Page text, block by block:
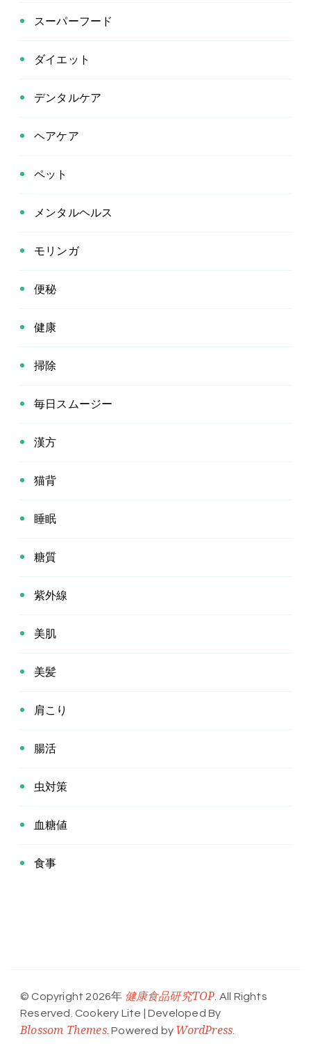
スーパーフード
ダイエット
デンタルケア
ヘアケア
ペット
メンタルヘルス
モリンガ
便秘
健康
掃除
毎日スムージー
漢方
猫背
睡眠
糖質
紫外線
美肌
美髪
肩こり
腸活
虫対策
血糖値
食事
© Copyright 2026年 健康食品研究TOP . All Rights
Reserved. Cookery Lite | Developed By
Blossom Themes. Powered by WordPress